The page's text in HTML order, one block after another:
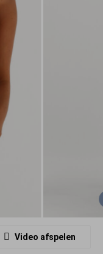
Video afspelen